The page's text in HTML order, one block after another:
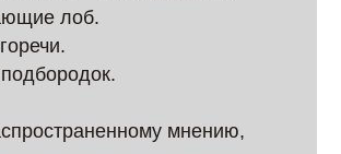
лоб.
мнению,